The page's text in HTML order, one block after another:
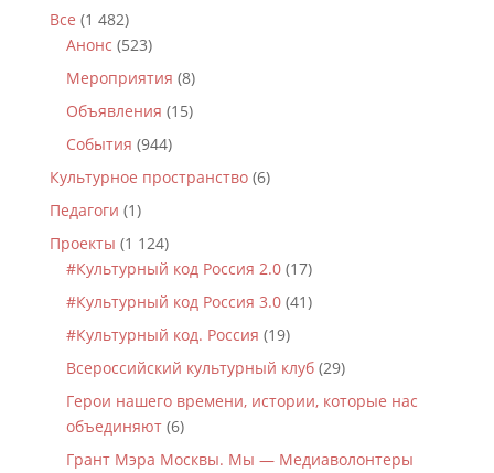
Все (1 482)
Анонс (523)
Мероприятия (8)
Объявления (15)
События (944)
Культурное пространство(6)
Педагоги (1)
Проекты (1 124)
#Культурный код Россия 2.0(17)
#Культурный код Россия 3.0(41)
#Культурный код. Россия (19)
Всероссийский культурный клуб(29)
Герои нашего времени, истории, которые нас
объединяют(6)
Грант Мэра Москвы. Мы — Медиаволонтеры